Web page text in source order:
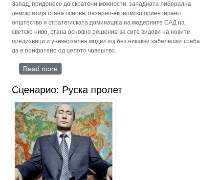
Запад, придонесе до скратени можности: западната либерална
демократија стана основа, пазарно-економско ориентирано
општество и стратегиската доминација на модерните САД на
светско ниво, стана основно решение за сите видови на новите
предизвици и универзален модел кој без никакви забелешки треба
да е прифатено од целото човештво.
Read more
Сценарио: Руска пролет